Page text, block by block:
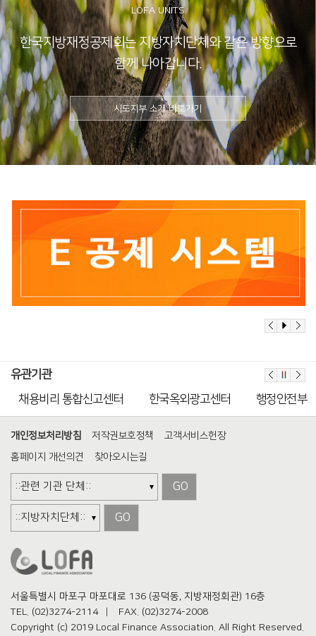
LOFA UNITS
한국지방재정공제회는 지방자치단체와 같은 방향으로
함께 나아갑니다.
시도지부 소개 바로가기
유관기관
채용비리 통합신고센터
한국옥외광고센터 행정안전부
개인정보처리방침 저작권보호정책
고객서비스헌장
홈페이지 개선의견
찾아오시는길
GO
GO
서울특별시 마포구 마포대로 136 (공덕동, 지방재정회관) 16층
TEL. (02)3274-2114
FAX. (02)3274-2008
Copyright (c) 2019 Local Finance Association. All Right Reserved.